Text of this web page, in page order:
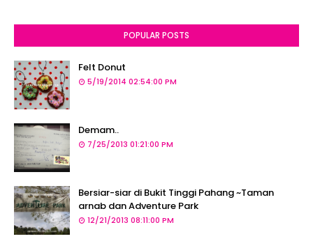
POPULAR POSTS
Felt Donut
5/19/2014 02:54:00 PM
Demam..
7/25/2013 01:21:00 PM
Bersiar-siar di Bukit Tinggi Pahang ~Taman
arnab dan Adventure Park
12/21/2013 08:11:00 PM